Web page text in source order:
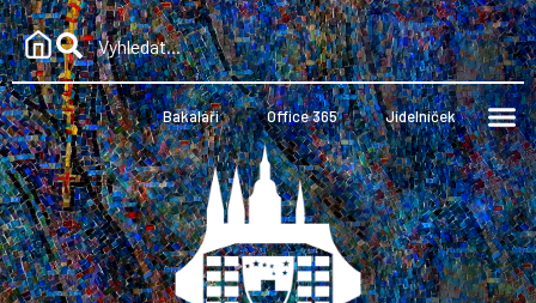
Bakaláři Office 365 Jídelníček